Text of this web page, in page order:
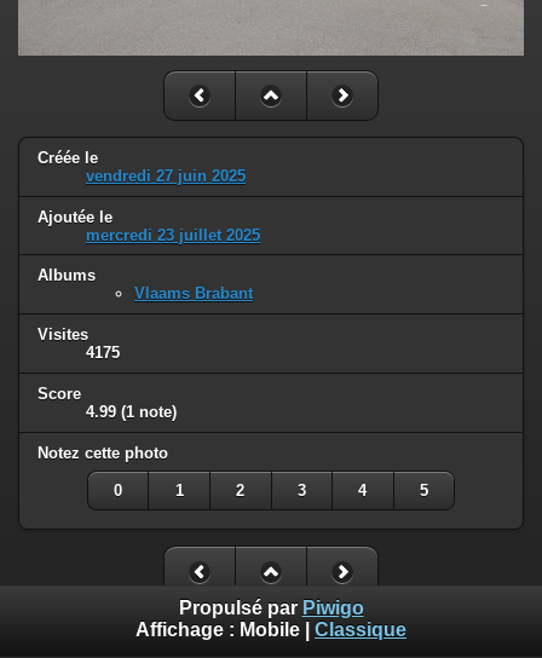
Créée le
vendredi 27 juin 2025
Ajoutée le
mercredi 23 juillet 2025
Albums
Vlaams Brabant
Visites
4175
Score
4.99 (1 note)
Notez cette photo
0 1 2 3 4 5
Propulsé par Piwigo
Affichage : Mobile Classique